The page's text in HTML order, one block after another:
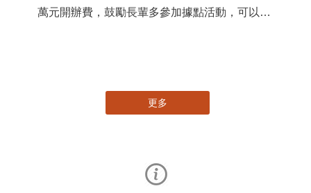
萬元開辦費，鼓勵長輩多參加據點活動，可以更
更多